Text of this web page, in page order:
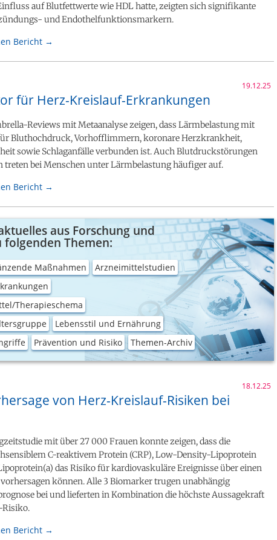
auf Blutfettwerte wie HDL hatte, zeigten sich signifikante
und Endothelfunktionsmarkern.
Bericht →
19.12.25
für Herz-Kreislauf-Erkrankungen
Reviews mit Metaanalyse zeigen, dass Lärmbelastung mit
Bluthochdruck, Vorhofflimmern, koronare Herzkrankheit,
sowie Schlaganfälle verbunden ist. Auch Blutdruckstörungen
bei Menschen unter Lärmbelastung häufiger auf.
Bericht →
aus Forschung und
folgenden Themen:
Maßnahmen
Arzneimittelstudien
Therapieschema
Lebensstil und Ernährung
Prävention und Risiko Themen-Archiv
18.12.25
von Herz-Kreislauf-Risiken bei
mit über 27 000 Frauen konnte zeigen, dass die
C-reaktivem Protein (CRP), Low-Density-Lipoprotein
das Risiko für kardiovaskuläre Ereignisse über einen
können. Alle 3 Biomarker trugen unabhängig
bei und lieferten in Kombination die höchste Aussagekraft
Risiko.
Bericht →